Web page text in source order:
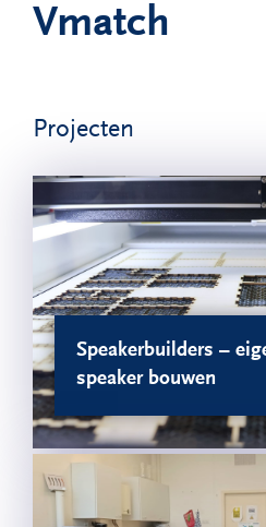
Vmatch
Projecten
Speakerbuilders –
speaker bouwen